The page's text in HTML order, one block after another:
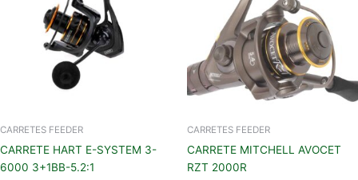
CARRETES FEEDER
CARRETE HART E-SYSTEM 3-
6000 3+1BB-5.2:1
CARRETES FEEDER
CARRETE MITCHELL AVOCET
RZT 2000R